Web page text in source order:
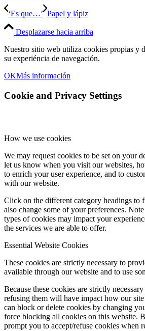
‘Es que…’ Papel y lápiz
Desplazarse hacia arriba
Nuestro sitio web utiliza cookies propias y
su experiéncia de navegación.
OKMás información
Cookie and Privacy Settings
How we use cookies
We may request cookies to be set on your
let us know when you visit our websites,
to enrich your user experience, and to
with our website.
Click on the different category headings to
also change some of your preferences.
types of cookies may impact your
the services we are able to offer.
Essential Website Cookies
These cookies are strictly necessary to
available through our website and to use
Because these cookies are strictly
refusing them will have impact how our
can block or delete cookies by changing
force blocking all cookies on this website.
prompt you to accept/refuse cookies when